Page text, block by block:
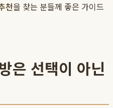
천을 찾는 분들께 좋은 가이드
은 선택이 아닌